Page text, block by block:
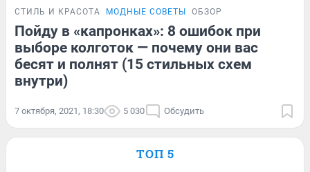
СТИЛЬ И КРАСОТА МОДНЫЕ СОВЕТЫ ОБЗОР
Пойду в «капронках»: 8 ошибок при
выборе колготок — почему они вас
бесят и полнят (15 стильных схем
внутри)
7 октября, 2021, 18:30 5 030 Обсудить
ТОП 5